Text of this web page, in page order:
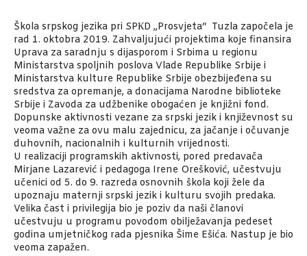
Škola srpskog jezika pri SPКD „Prosvjeta“ Tuzla započela je
rad 1. oktobra 2019. Zahvaljujući projektima koje finansira
Uprava za saradnju s dijasporom i Srbima u regionu
Ministarstva spoljnih poslova Vlade Republike Srbije i
Ministarstva kulture Republike Srbije obezbijeđena su
sredstva za opremanje, a donacijama Narodne biblioteke
Srbije i Zavoda za udžbenike obogaćen je knjižni fond.
Dopunske aktivnosti vezane za srpski jezik i književnost su
veoma važne za ovu malu zajednicu, za jačanje i očuvanje
duhovnih, nacionalnih i kulturnih vrijednosti.
U realizaciji programskih aktivnosti, pored predavača
Mirjane Lazarević i pedagoga Irene Orešković, učestvuju
učenici od 5. do 9. razreda osnovnih škola koji žele da
upoznaju maternji srpski jezik i kulturu svojih predaka.
Velika čast i privilegija bio je poziv da naši članovi
učestvuju u programu povodom obilježavanja pedeset
godina umjetničkog rada pjesnika Šime Ešića. Nastup je bio
veoma zapažen.